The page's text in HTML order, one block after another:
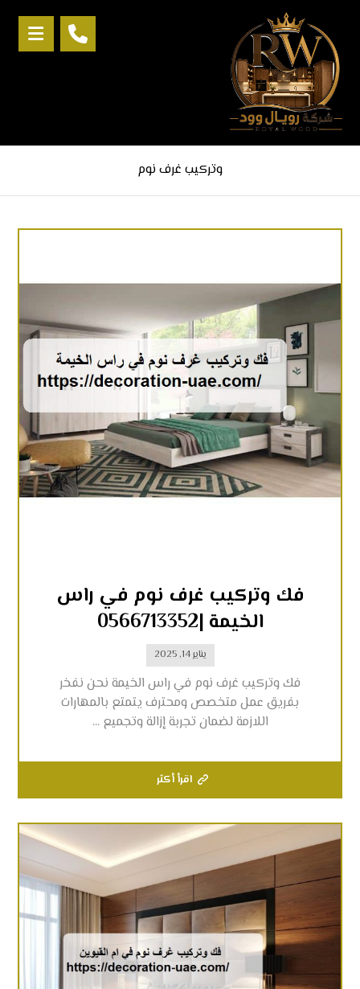
وتركيب غرف نوم
فك وتركيب غرف نوم في راس
الخيمة |0566713352
يناير 14, 2025
فك وتركيب غرف نوم في راس الخيمة نحن نفخر
بفريق عمل متخصص ومحترف يتمتع بالمهارات
اللازمة لضمان تجربة إزالة وتجميع ...
اقرأ أكثر